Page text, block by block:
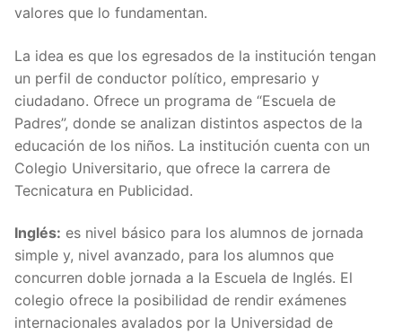
valores que lo fundamentan.
La idea es que los egresados de la institución tengan
un perfil de conductor político, empresario y
ciudadano. Ofrece un programa de “Escuela de
Padres”, donde se analizan distintos aspectos de la
educación de los niños. La institución cuenta con un
Colegio Universitario, que ofrece la carrera de
Tecnicatura en Publicidad.
Inglés: es nivel básico para los alumnos de jornada
simple y, nivel avanzado, para los alumnos que
concurren doble jornada a la Escuela de Inglés. El
colegio ofrece la posibilidad de rendir exámenes
internacionales avalados por la Universidad de